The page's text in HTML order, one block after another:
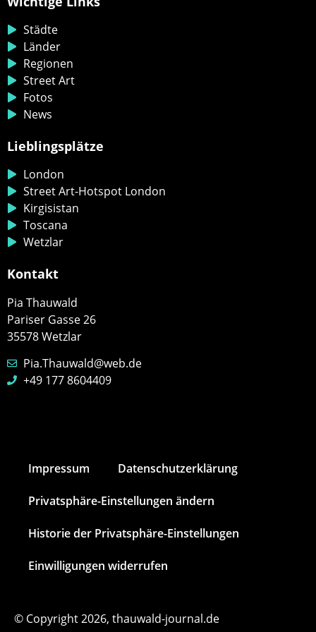
Städte
Länder
Regionen
Street Art
Fotos
News
Lieblingsplätze
London
Street Art-Hotspot London
Kirgisistan
Toscana
Wetzlar
Kontakt
Pia Thauwald
Pariser Gasse 26
35578 Wetzlar
Pia.Thauwald@web.de
+49 177 8604409
Impressum Datenschutz­erklärung
Privatsphäre-Einstellungen ändern
Historie der Privatsphäre-Einstellungen
Einwilligungen widerrufen
© Copyright 2026, thauwald-journal.de